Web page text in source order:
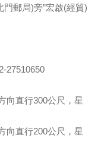
郵局)旁”宏啟(經貿)
27510650
向直行300公尺，星
向直行200公尺，星